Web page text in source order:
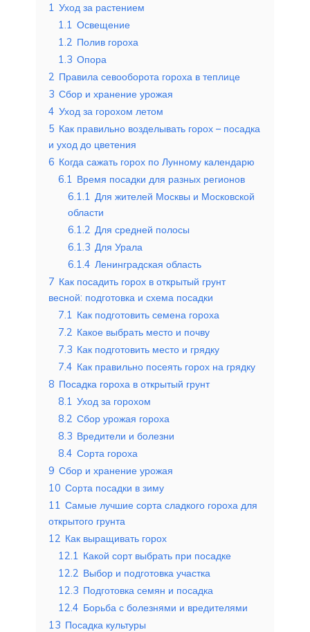
1 Уход за растением
1.1 Освещение
1.2 Полив гороха
1.3 Опора
2 Правила севооборота гороха в теплице
3 Сбор и хранение урожая
4 Уход за горохом летом
5 Как правильно возделывать горох – посадка
и уход до цветения
6 Когда сажать горох по Лунному календарю
6.1 Время посадки для разных регионов
6.1.1 Для жителей Москвы и Московской
области
6.1.2 Для средней полосы
6.1.3 Для Урала
6.1.4 Ленинградская область
7 Как посадить горох в открытый грунт
весной: подготовка и схема посадки
7.1 Как подготовить семена гороха
7.2 Какое выбрать место и почву
7.3 Как подготовить место и грядку
7.4 Как правильно посеять горох на грядку
8 Посадка гороха в открытый грунт
8.1 Уход за горохом
8.2 Сбор урожая гороха
8.3 Вредители и болезни
8.4 Сорта гороха
9 Сбор и хранение урожая
10 Сорта посадки в зиму
11 Самые лучшие сорта сладкого гороха для
открытого грунта
12 Как выращивать горох
12.1 Какой сорт выбрать при посадке
12.2 Выбор и подготовка участка
12.3 Подготовка семян и посадка
12.4 Борьба с болезнями и вредителями
13 Посадка культуры